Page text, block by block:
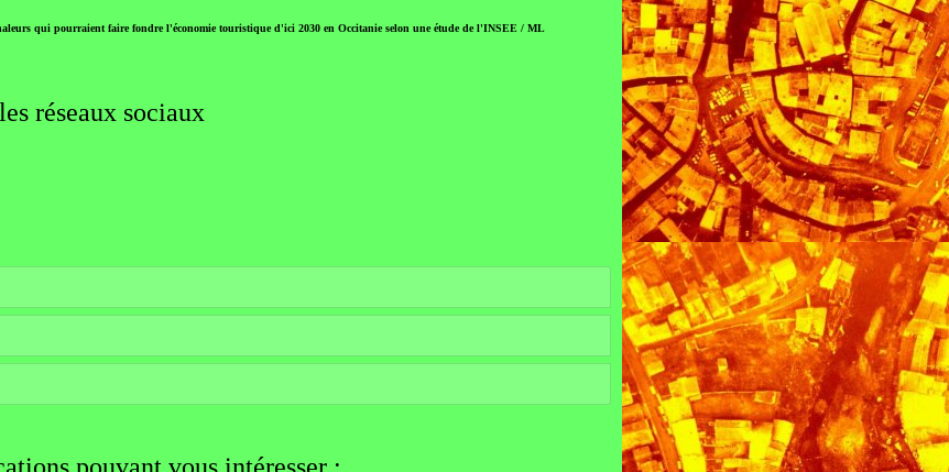
qui pourraient faire fondre l'économie touristique d'ici 2030 en Occitanie selon une étude de l'INSEE / ML
réseaux sociaux